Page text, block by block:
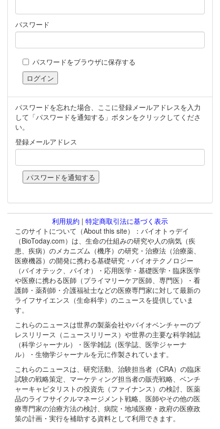
パスワード
パスワードをブラウザに保存する
パスワードを忘れた場合、ここに登録メールアドレスを入力
して「パスワードを通知する」ボタンをクリックしてくださ
い。
登録メールアドレス
利用規約 | 特定商取引法に基づく表示
このサイトについて（About this site）：バイオトゥデイ
（BioToday.com）は、生命の仕組みの研究や人の病気（疾
患、疾病）のメカニズム（機序）の研究・治療法（治療薬、
医療機器）の開発に携わる基礎研究・バイオテクノロジー
（バイオテック、バイオ）・応用医学・基礎医学・臨床医学
や医療に携わる医師（プライマリーケア医師、専門医）・看
護師・薬剤師・介護福祉士などの医療専門家に対して最新の
ライフサイエンス（生命科学）のニュースを提供していま
す。
これらのニュースは世界の製薬会社やバイオベンチャーのプ
レスリリース（ニュースリリース）や世界の主要な科学雑誌
（科学ジャーナル）・医学雑誌（医学誌、医学ジャーナ
ル）・生物学ジャーナルを元に作製されています。
これらのニュースは、研究活動、治験担当者（CRA）の臨床
試験の戦略策定、マーケティング担当者の販売戦略、ベンチ
ャーキャピタリストの投資先（ファイナンス）の検討、医薬
品のライフサイクルマネージメント戦略、医師やその他の医
療専門家の治療方法の検討、病院・地域医療・政府の医療政
策の計画・実行を補助する資料として利用できます。